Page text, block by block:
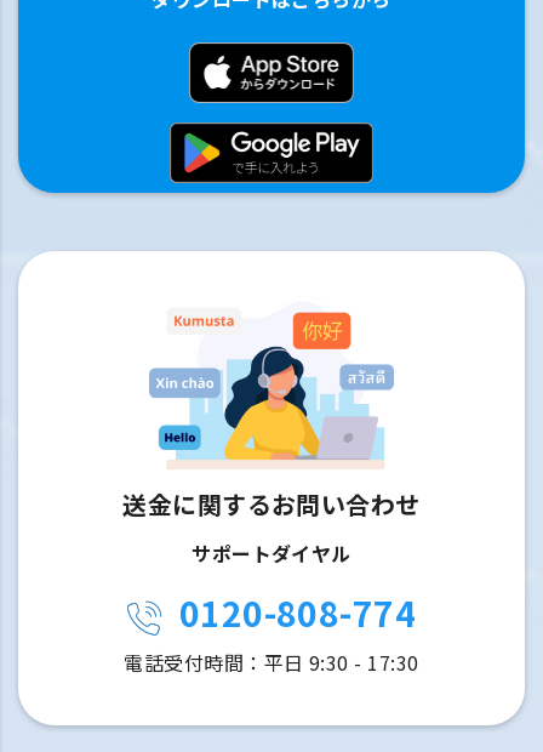
送金に関するお問い合わせ
サポートダイヤル
0120-808-774
電話受付時間：平日 9:30 - 17:30